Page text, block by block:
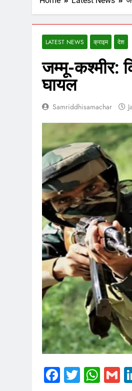
LATEST NEWS क्राइम देश
जम्मू-कश्मीर:
घायल
Samriddhisamachar